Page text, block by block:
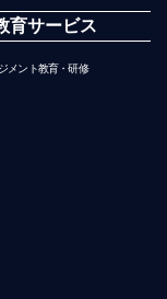
育サービス
メント教育・研修